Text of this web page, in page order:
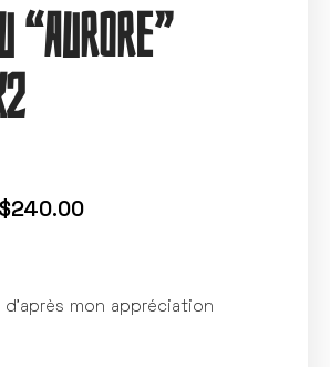
“Aurore”
$240.00
mon appréciation